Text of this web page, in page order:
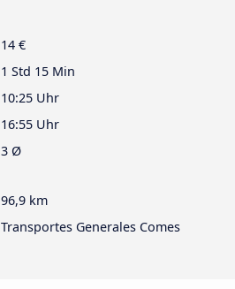
14 €
1 Std 15 Min
10:25 Uhr
16:55 Uhr
3 Ø
96,9 km
Transportes Generales Comes